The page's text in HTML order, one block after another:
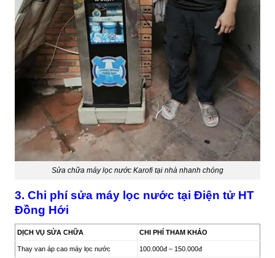
Sửa chữa máy lọc nước Karofi tại nhà nhanh chóng
3. Chi phí sửa máy lọc nước tại Điện tử HT
Đồng Hới
DỊCH VỤ SỬA CHỮA CHI PHÍ THAM KHẢO
Thay van áp cao máy lọc nước 100.000đ – 150.000đ